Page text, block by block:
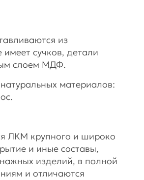
из
сучков, детали
слоем МДФ.
материалов:
ЛКМ крупного и широко
и иные составы,
изделий, в полной
и отличаются